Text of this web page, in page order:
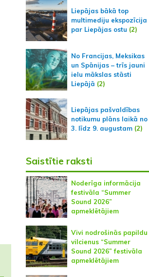
Liepājas bākā top
multimediju ekspozīcija
par Liepājas ostu (2)
No Francijas, Meksikas
un Spānijas – trīs jauni
ielu mākslas stāsti
Liepājā (2)
Liepājas pašvaldības
notikumu plāns laikā no
3. līdz 9. augustam(2)
Saistītie raksti
Noderīga informācija
festivāla “Summer
Sound 2026”
apmeklētājiem
Vivi nodrošinās papildu
vilcienus “Summer
Sound 2026” festivāla
apmeklētājiem